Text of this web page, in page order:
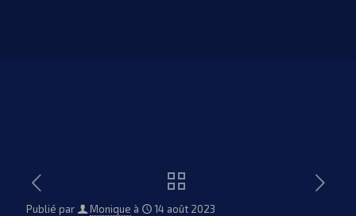
Publié par Monique à 14 août 2023